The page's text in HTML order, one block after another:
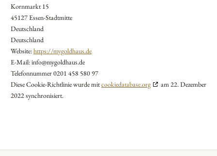
Kornmarkt 15
45127 Essen-Stadtmitte
Deutschland
Deutschland
Website:https://mygoldhaus.de
E-Mail:info@mygoldhaus.de
Telefonnummer 0201 458 580 97
Diese Cookie-Richtlinie wurde mitcookiedatabase.org
am 22. Dezember
2022 synchronisiert.